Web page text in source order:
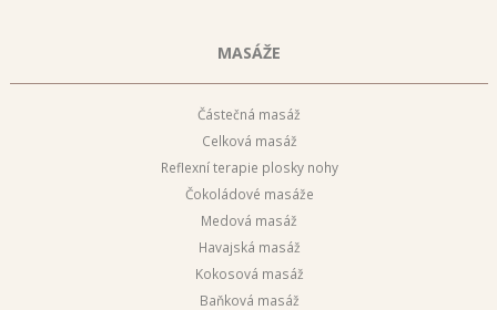
MASÁŽE
Částečná masáž
Celková masáž
Reflexní terapie plosky nohy
Čokoládové masáže
Medová masáž
Havajská masáž
Kokosová masáž
Baňková masáž